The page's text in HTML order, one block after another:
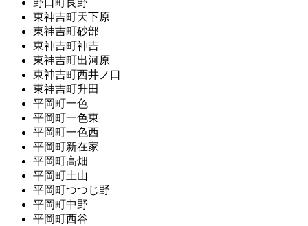
野口町良野
東神吉町天下原
東神吉町砂部
東神吉町神吉
東神吉町出河原
東神吉町西井ノ口
東神吉町升田
平岡町一色
平岡町一色東
平岡町一色西
平岡町新在家
平岡町高畑
平岡町土山
平岡町つつじ野
平岡町中野
平岡町西谷